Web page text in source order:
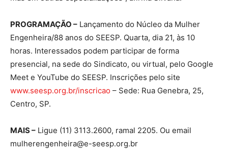
PROGRAMAÇÃO – Lançamento do Núcleo da Mulher
Engenheira/88 anos do SEESP. Quarta, dia 21, às 10
horas. Interessados podem participar de forma
presencial, na sede do Sindicato, ou virtual, pelo Google
Meet e YouTube do SEESP. Inscrições pelo site
www.seesp.org.br/inscricao – Sede: Rua Genebra, 25,
Centro, SP.
MAIS – Ligue (11) 3113.2600, ramal 2205. Ou email
mulherengenheira@e-seesp.org.br